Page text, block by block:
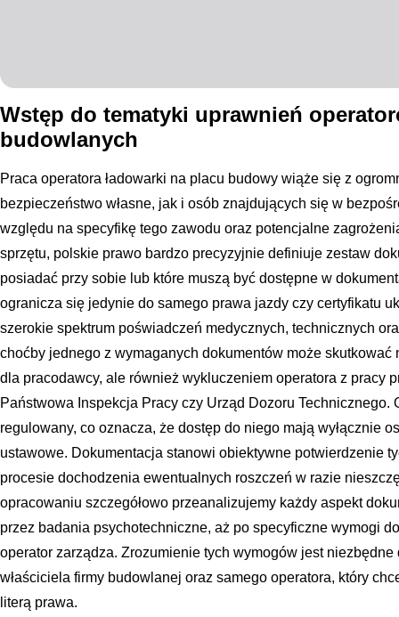
Wstęp do tematyki uprawnień
budowlanych
Praca operatora ładowarki na placu budowy wiąże się z
bezpieczeństwo własne, jak i osób znajdujących się w
względu na specyfikę tego zawodu oraz potencjalne
sprzętu, polskie prawo bardzo precyzyjnie definiuje zestaw
posiadać przy sobie lub które muszą być dostępne w
ogranicza się jedynie do samego prawa jazdy czy certyfikatu
szerokie spektrum poświadczeń medycznych, technicznych
choćby jednego z wymaganych dokumentów może
dla pracodawcy, ale również wykluczeniem operatora z pracy
Państwowa Inspekcja Pracy czy Urząd Dozoru Technicznego.
regulowany, co oznacza, że dostęp do niego mają wyłącznie
ustawowe. Dokumentacja stanowi obiektywne potwierdzenie
procesie dochodzenia ewentualnych roszczeń w razie
opracowaniu szczegółowo przeanalizujemy każdy aspekt
przez badania psychotechniczne, aż po specyficzne wymogi
operator zarządza. Zrozumienie tych wymogów jest
właściciela firmy budowlanej oraz samego operatora, który
literą prawa.